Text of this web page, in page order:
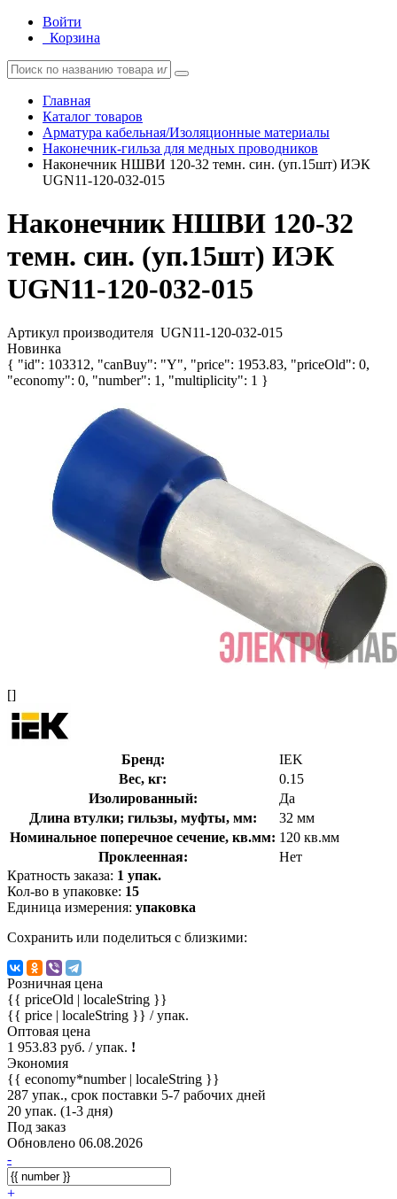
Войти
Корзина
Главная
Каталог товаров
Арматура кабельная/Изоляционные материалы
Наконечник-гильза для медных проводников
Наконечник НШВИ 120-32 темн. син. (уп.15шт) ИЭК
UGN11-120-032-015
Наконечник НШВИ 120-32
темн. син. (уп.15шт) ИЭК
UGN11-120-032-015
Артикул производителя UGN11-120-032-015
Новинка
{ "id": 103312, "canBuy": "Y", "price": 1953.83, "priceOld": 0,
"economy": 0, "number": 1, "multiplicity": 1 }
[]
Бренд:
IEK
Вес, кг:
0.15
Изолированный:
Да
Длина втулки; гильзы, муфты, мм:
32 мм
Номинальное поперечное сечение, кв.мм: 120 кв.мм
Проклеенная:
Нет
Кратность заказа: 1 упак.
Кол-во в упаковке: 15
Единица измерения: упаковка
Сохранить или поделиться с близкими:
Розничная цена
{{ priceOld | localeString }}
{{ price | localeString }} / упак.
Оптовая цена
1 953.83 руб. / упак. !
Экономия
{{ economy*number | localeString }}
287 упак., срок поставки 5-7 рабочих дней
20 упак. (1-3 дня)
Под заказ
Обновлено 06.08.2026
-
+